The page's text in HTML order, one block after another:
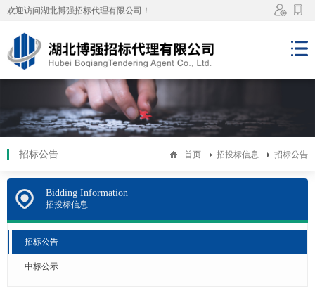
欢迎访问湖北博强招标代理有限公司！
端访
招标公告 首页 招投标信息 招标公告
Bidding Information
招投标信息
招标公告
中标公示